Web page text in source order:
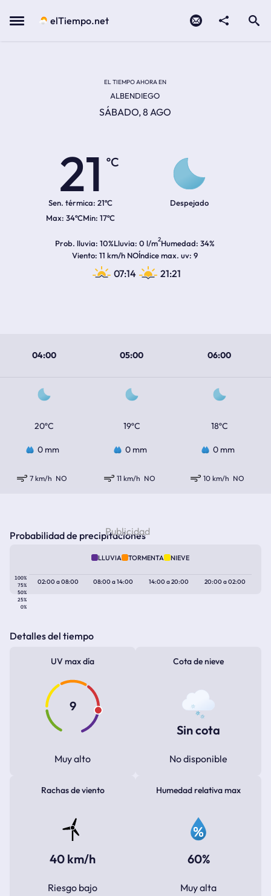
Menu elTiempo.net
EL TIEMPO AHORA EN
ALBENDIEGO
SÁBADO, 8 AGO
21
ºC
Sen. térmica: 21ºC
34ºC 17ºC
Despejado
Prob. lluvia 10%Lluvia 0 l/m2Humedad 34%
Viento 11 km/h NOÍndice max. uv 9
07:14 21:21
04:00 05:00 06:00
20ºC 19ºC 18ºC
0 mm 0 mm 0 mm
7 km/h NO 11 km/h NO 10 km/h NO
Probabilidad de precipitaciones
LLUVIA TORMENTA NIEVE
100%
75%
50%
25%
0%
02:00a08:00 08:00a14:00 14:00a20:00 20:00a02:00
Detalles del tiempo
UV max día
9
Muy alto
Cota de nieve
Sin cota
No disponible
Rachas de viento
40 km/h
Riesgo bajo
Humedad relativa max
60%
Muy alta